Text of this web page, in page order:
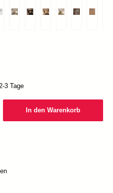
3 Tage
ein oder benutze die Schaltflächen um die
In den Warenkorb